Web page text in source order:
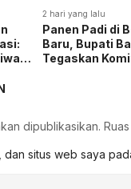
2 hari yang lalu
Panen Padi di
Baru, Bupati
Tegaskan
dipublikasikan.
dan situs web saya